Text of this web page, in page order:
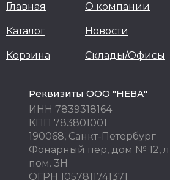
Главная
Каталог
Корзина
О компании
Новости
Склады/Офисы
Реквизиты ООО "НЕВА"
ИНН 7839318164
КПП 783801001
190068, Санкт-Петербург
Фонарный пер, дом № 12,
пом. 3Н
ОГРН 1057811741371